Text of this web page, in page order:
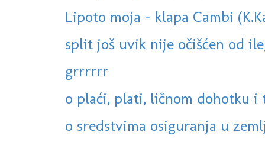
Lipoto moja - klapa Cambi
split još uvik nije očišćen od
grrrrrr
o plaći, plati, ličnom dohotku i
o sredstvima osiguranja u